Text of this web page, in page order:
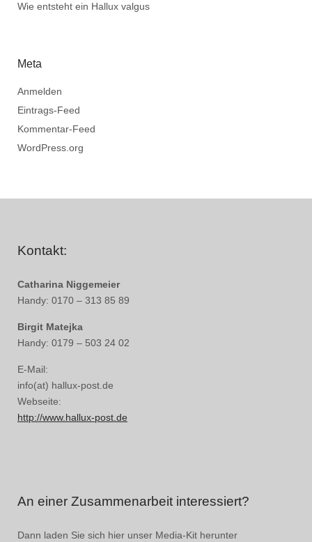
Wie entsteht ein Hallux valgus
Meta
Anmelden
Eintrags-Feed
Kommentar-Feed
WordPress.org
Kontakt:
Catharina Niggemeier
Handy: 0170 – 313 85 89
Birgit Matejka
Handy: 0179 – 503 24 02
E-Mail:
info(at) hallux-post.de
Webseite:
http://www.hallux-post.de
An einer Zusammenarbeit interessiert?
Dann laden Sie sich hier unser Media-Kit herunter